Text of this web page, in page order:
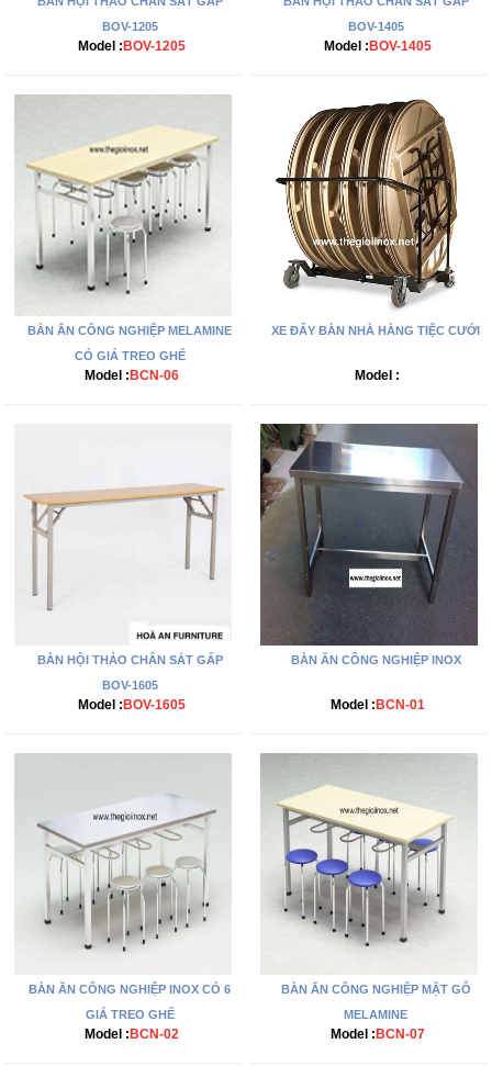
BOV-1205
Model : BOV-1205
BOV-1405
Model : BOV-1405
BÀN ĂN CÔNG NGHIỆP MELAMINE
CÓ GIÁ TREO GHẾ
Model : BCN-06
XE ĐẨY BÀN NHÀ HÀNG TIỆC CƯỚI
Model :
BÀN HỘI THẢO CHÂN SẮT GẤP
BOV-1605
Model : BOV-1605
BÀN ĂN CÔNG NGHIỆP INOX
Model : BCN-01
BÀN ĂN CÔNG NGHIỆP INOX CÓ 6
GIÁ TREO GHẾ
Model : BCN-02
BÀN ĂN CÔNG NGHIỆP MẶT GỖ
MELAMINE
Model : BCN-07